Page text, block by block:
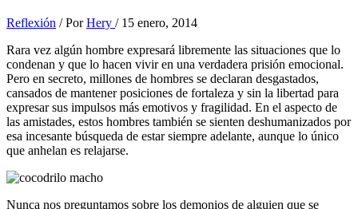
Reflexión / PorHery / 15 enero, 2014
Rara vez algún hombre expresará libremente las situaciones que lo
condenan y que lo hacen vivir en una verdadera prisión emocional.
Pero en secreto, millones de hombres se declaran desgastados,
cansados ​​de mantener posiciones de fortaleza y sin la libertad para
expresar sus impulsos más emotivos y fragilidad. En el aspecto de
las amistades, estos hombres también se sienten deshumanizados por
esa incesante búsqueda de estar siempre adelante, aunque lo único
que anhelan es relajarse.
Nunca nos preguntamos sobre los demonios de alguien que se